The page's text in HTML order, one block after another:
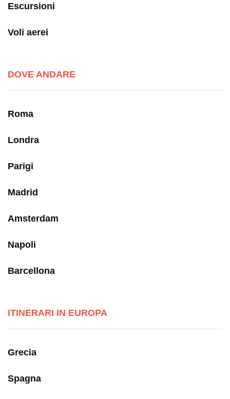
Escursioni
Voli aerei
DOVE ANDARE
Roma
Londra
Parigi
Madrid
Amsterdam
Napoli
Barcellona
ITINERARI IN EUROPA
Grecia
Spagna